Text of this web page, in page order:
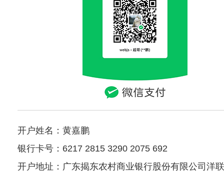
开户姓名：黄嘉鹏
银行卡号：6217 2815 3290 2075 692
开户地址：广东揭东农村商业银行股份有限公司洋